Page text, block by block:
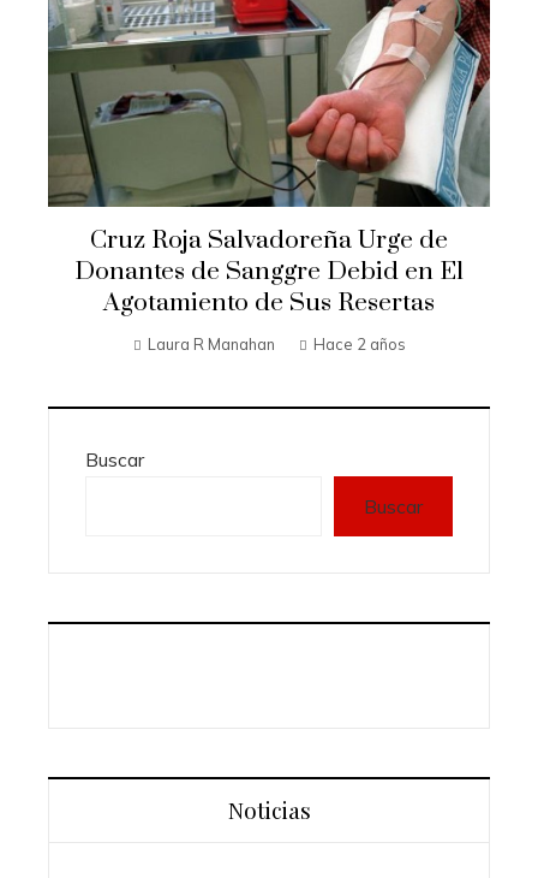
Cruz Roja Salvadoreña Urge de
Donantes de Sanggre Debid en El
Agotamiento de Sus Resertas
Laura R Manahan Hace 2 años
Buscar
Buscar
Noticias